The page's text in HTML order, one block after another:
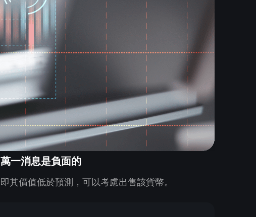
萬一消息是負面的
即其價值低於預測，可以考慮出售該貨幣。